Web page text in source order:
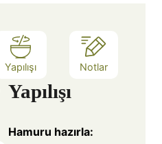
Yapılışı Notlar
Yapılışı
Hamuru hazırla: